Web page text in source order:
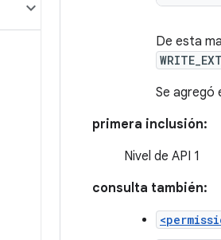
De esta
Se agregó
primera inclusión:
Nivel de API 1
consulta también: